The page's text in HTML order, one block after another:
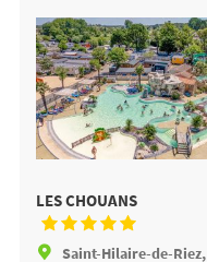
LES CHOUANS
Saint-Hilaire-de-Riez,